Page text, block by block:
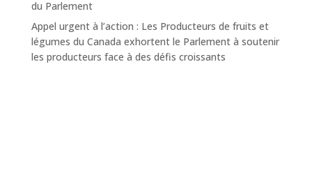
du Parlement
Appel urgent à l’action : Les Producteurs de fruits et
légumes du Canada exhortent le Parlement à soutenir
les producteurs face à des défis croissants